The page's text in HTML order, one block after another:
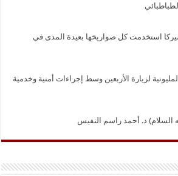
استخدمت كل صواريخها بعيدة المدى في
لزيارة الأربعين وسط إجراءات أمنية وخدمية
د. أحمد راسم النفيس